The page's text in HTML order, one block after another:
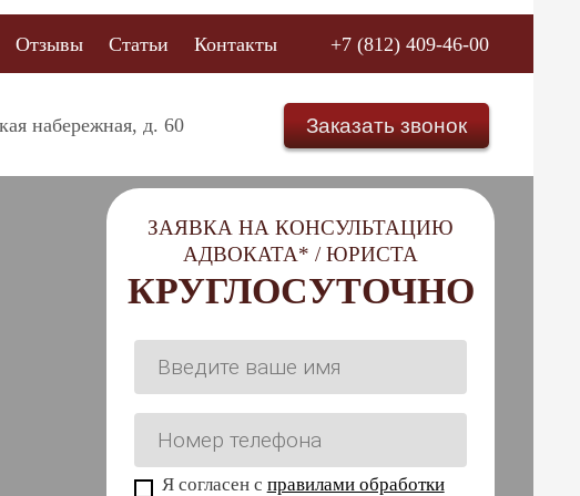
Отзывы Статьи Контакты +7 (812) 409-46-00
набережная, д. 60 Заказать звонок
ЗАЯВКА НА КОНСУЛЬТАЦИЮ
АДВОКАТА* / ЮРИСТА
КРУГЛОСУТОЧНО
Я согласен с правилами обработки